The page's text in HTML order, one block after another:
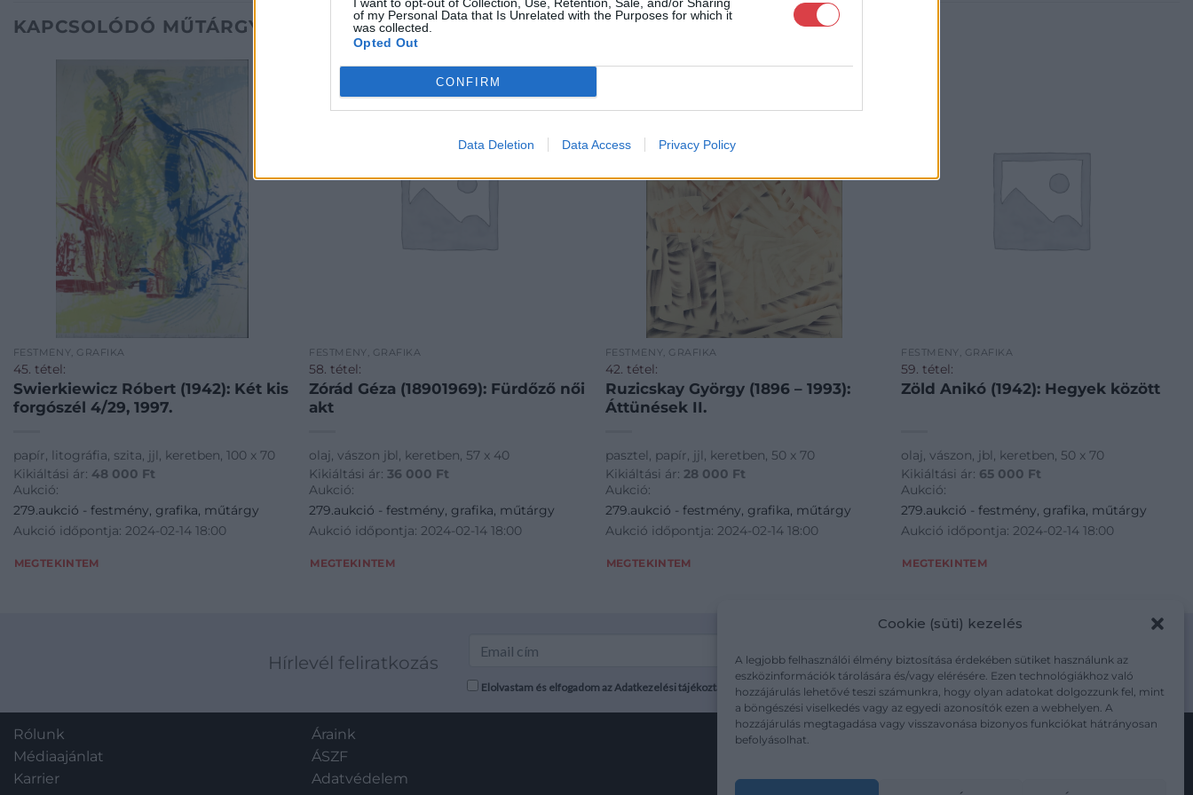
of my Personal Data that Is Unrelated with the Purposes for which it
was collected.
Opted Out
CONFIRM
Data Deletion Data Access Privacy Policy
Cookie (süti) kezelés
A legjobb felhasználói élmény biztosítása érdekében sütiket használunk az
eszközinformációk tárolására és/vagy elérésére. Ezen technológiákhoz való
hozzájárulás lehetővé teszi számunkra, hogy olyan adatokat dolgozzunk fel, mint
a böngészési viselkedés vagy az egyedi azonosítók ezen a webhelyen. A
hozzájárulás megtagadása vagy visszavonása bizonyos funkciókat hátrányosan
befolyásolhat.
KAPCSOLÓDÓ MŰTÁRGYAK
FESTMÉNY, GRAFIKA
45. tétel:
Swierkiewicz Róbert (1942): Két kis
forgószél 4/29, 1997.
papír, litográfia, szita, jjl, keretben, 100 x 70
Kikiáltási ár: 48 000 Ft
Aukció:
279.aukció - festmény, grafika, műtárgy
Aukció időpontja: 2024-02-14 18:00
MEGTEKINTEM
FESTMÉNY, GRAFIKA
58. tétel:
Zórád Géza (18901969): Fürdőző női
akt
olaj, vászon jbl, keretben, 57 x 40
Kikiáltási ár:36 000 Ft
Aukció:
279.aukció - festmény, grafika, műtárgy
Aukció időpontja: 2024-02-14 18:00
MEGTEKINTEM
FESTMÉNY, GRAFIKA
42. tétel:
Ruzicskay György (1896 – 1993):
Áttünések II.
pasztel, papír, jjl, keretben, 50 x 70
Kikiáltási ár: 28 000 Ft
Aukció:
279.aukció - festmény, grafika, műtárgy
Aukció időpontja: 2024-02-14 18:00
MEGTEKINTEM
FESTMÉNY, GRAFIKA
59. tétel:
Zöld Anikó (1942): Hegyek között
olaj, vászon, jbl, keretben, 50 x 70
Kikiáltási ár: 65 000 Ft
Aukció:
279.aukció - festmény, grafika, műtárgy
Aukció időpontja: 2024-02-14 18:00
MEGTEKINTEM
Hírlevél feliratkozás
Elolvastam és elfogadom az Adatkezelési tájékoztatót: mutargy.com/adatkezelesi-tajekoztato/
Rólunk
Médiaajánlat
Karrier
Áraink
ÁSZF
Adatvédelem